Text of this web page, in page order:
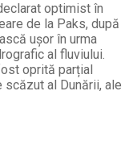
optimist în
de la Paks, după
ușor în urma
al fluviului.
oprită parțial
scăzut al Dunării, ale